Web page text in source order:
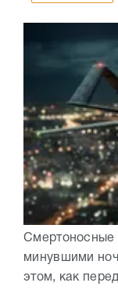
Смертоносные
минувшими
этом, как